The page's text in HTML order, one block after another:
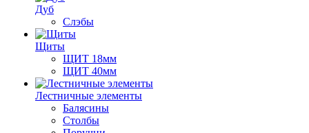
Дуб
Слэбы
Щиты
ЩИТ 18мм
ЩИТ 40мм
Лестничные элементы
Балясины
Столбы